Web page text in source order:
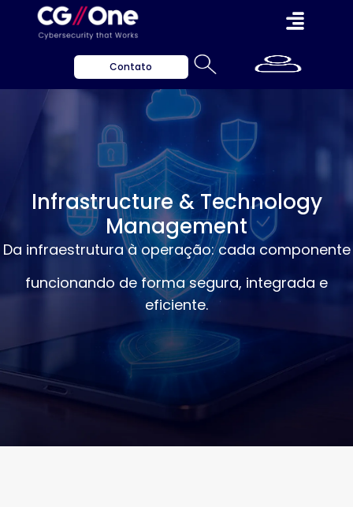
Contato
Infrastructure & Technology
Management
Da infraestrutura à operação: cada componente
funcionando de forma segura, integrada e
eficiente.